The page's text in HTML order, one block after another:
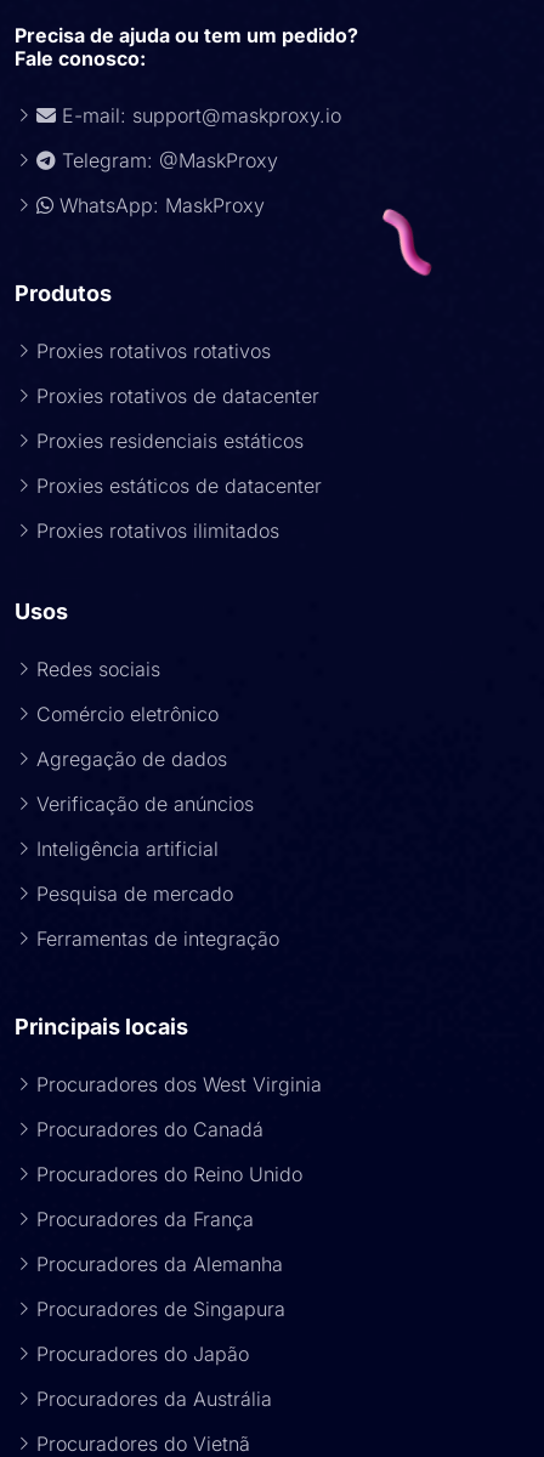
Precisa de ajuda ou tem um pedido?
Fale conosco:
E-mail: support@maskproxy.io
Telegram: @MaskProxy
WhatsApp: MaskProxy
Produtos
Proxies rotativos rotativos
Proxies rotativos de datacenter
Proxies residenciais estáticos
Proxies estáticos de datacenter
Proxies rotativos ilimitados
Usos
Redes sociais
Comércio eletrônico
Agregação de dados
Verificação de anúncios
Inteligência artificial
Pesquisa de mercado
Ferramentas de integração
Principais locais
Procuradores dos West Virginia
Procuradores do Canadá
Procuradores do Reino Unido
Procuradores da França
Procuradores da Alemanha
Procuradores de Singapura
Procuradores do Japão
Procuradores da Austrália
Procuradores do Vietnã